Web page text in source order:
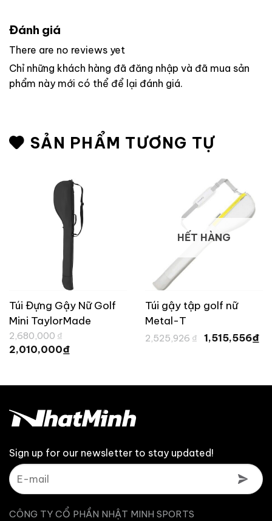
Đánh giá
There are no reviews yet
Chỉ những khách hàng đã đăng nhập và đã mua sản
phẩm này mới có thể để lại đánh giá.
SẢN PHẨM TƯƠNG TỰ
Túi Đựng Gậy Nữ Golf
Mini TaylorMade
Wilshire UN110
2,680,000 ₫
gốc
là:
2,010,000₫
2,010,000 ₫.
HẾT HÀNG
Túi gậy tập golf nữ
Metal-T
2,525,926 ₫
Giá
gốc
1,515,556₫
Sign up for our newsletter to stay updated!
CÔNG TY CỔ PHẦN NHẬT MINH SPORTS